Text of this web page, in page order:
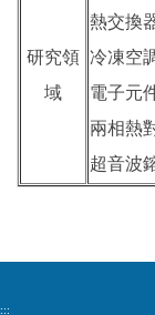
研究領
域
熱交換
冷凍空
電子元
兩相熱
超音波
:::